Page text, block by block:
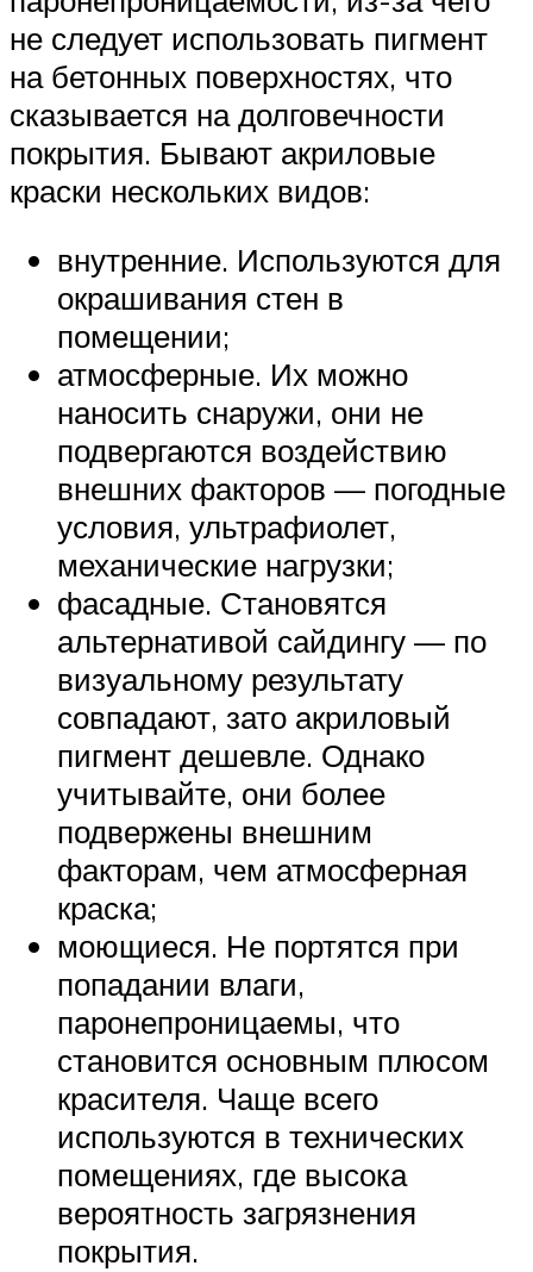
не следует использовать пигмент
на бетонных поверхностях, что
сказывается на долговечности
покрытия. Бывают акриловые
краски нескольких видов:
внутренние. Используются для
окрашивания стен в
помещении;
атмосферные. Их можно
наносить снаружи, они не
подвергаются воздействию
внешних факторов — погодные
условия, ультрафиолет,
механические нагрузки;
фасадные. Становятся
альтернативой сайдингу — по
визуальному результату
совпадают, зато акриловый
пигмент дешевле. Однако
учитывайте, они более
подвержены внешним
факторам, чем атмосферная
краска;
моющиеся. Не портятся при
попадании влаги,
паронепроницаемы, что
становится основным плюсом
красителя. Чаще всего
используются в технических
помещениях, где высока
вероятность загрязнения
покрытия.